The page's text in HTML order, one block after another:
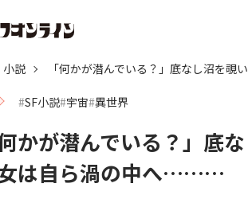
小説
「何かが潜んでいる？」底なし沼を
SF小説 宇宙 異世界
何かが潜んでいる？」
は自ら渦の中へ………